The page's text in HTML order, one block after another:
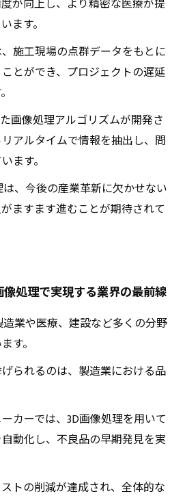
が向上し、より精密な医療が提
ます。
施工現場の点群データをもとに
とができ、プロジェクトの遅延
画像処理アルゴリズムが開発さ
アルタイムで情報を抽出し、問
ます。
、今後の産業革新に欠かせない
ますます進むことが期待されて
処理で実現する業界の最前線
業や医療、建設など多くの分野
す。
られるのは、製造業における品
カーでは、3D画像処理を用いて
動化し、不良品の早期発見を実
トの削減が達成され、全体的な